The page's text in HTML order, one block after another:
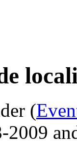
(
2009